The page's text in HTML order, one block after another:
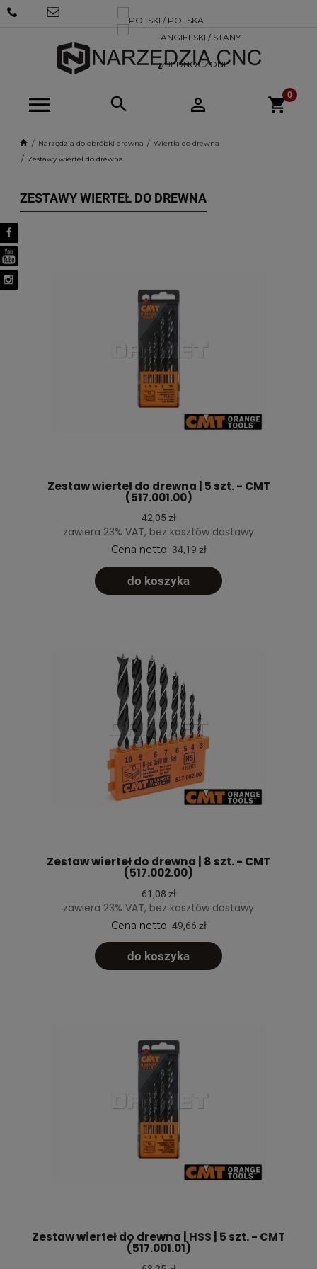
Narzędzia do obróbki drewna
Wiertła do drewna
Zestawy wierteł do drewna
ZESTAWY WIERTEŁ DO DREWNA
Zestaw wierteł do drewna | 5 szt. - CMT
(517.001.00)
42,05 zł
zawiera 23% VAT, bez kosztów dostawy
Cena netto: 34,19 zł
do koszyka
Zestaw wierteł do drewna | 8 szt. - CMT
(517.002.00)
61,08 zł
zawiera 23% VAT, bez kosztów dostawy
Cena netto: 49,66 zł
do koszyka
Zestaw wierteł do drewna | HSS | 5 szt. - CMT
(517.001.01)